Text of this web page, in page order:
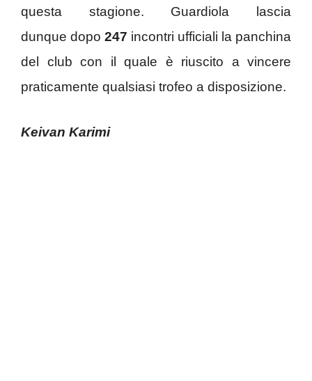
questa stagione. Guardiola lascia
dunque dopo 247 incontri ufficiali la panchina
del club con il quale è riuscito a vincere
praticamente qualsiasi trofeo a disposizione.
Keivan Karimi